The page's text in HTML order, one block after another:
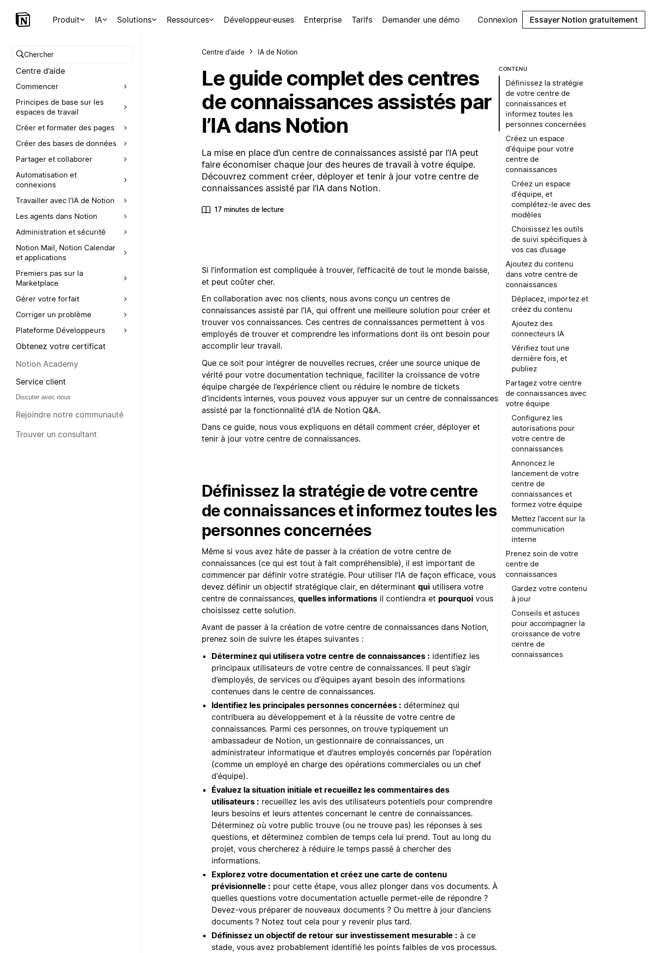
Produit IA Solutions Ressources Développeur·euses Enterprise Tarifs Demander une démo Connexion Essayer Notion gratuitement
Chercher dans le centre d’aide
Centre d’aide
Commencer
Principes de base sur les
espaces de travail
Créer et formater des pages
Créer des bases de données
Partager et collaborer
Automatisation et
connexions
Travailler avec l’IA de Notion
Les agents dans Notion
Administration et sécurité
Notion Mail, Notion Calendar
et applications
Premiers pas sur la
Marketplace
Gérer votre forfait
Corriger un problème
Plateforme Développeurs
Obtenez votre certificat
Notion Academy
Service client
Discuter avec nous
Rejoindre notre communauté
Trouver un consultant
Centre d’aide IA de Notion
Le guide complet des centres
de connaissances assistés par
l’IA dans Notion
La mise en place d’un centre de connaissances assisté par l’IA peut
faire économiser chaque jour des heures de travail à votre équipe.
Découvrez comment créer, déployer et tenir à jour votre centre de
connaissances assisté par l’IA dans Notion.
17 minutes de lecture
Si l’information est compliquée à trouver, l’efficacité de tout le monde baisse,
et peut coûter cher.
En collaboration avec nos clients, nous avons conçu un centres de
connaissances assisté par l’IA, qui offrent une meilleure solution pour créer et
trouver vos connaissances. Ces centres de connaissances permettent à vos
employés de trouver et comprendre les informations dont ils ont besoin pour
accomplir leur travail.
Que ce soit pour intégrer de nouvelles recrues, créer une source unique de
vérité pour votre documentation technique, faciliter la croissance de votre
équipe chargée de l’expérience client ou réduire le nombre de tickets
d’incidents internes, vous pouvez vous appuyer sur un centre de connaissances
assisté par la fonctionnalité d’IA de Notion Q&A.
Dans ce guide, nous vous expliquons en détail comment créer, déployer et
tenir à jour votre centre de connaissances.
Définissez la stratégie de votre centre
de connaissances et informez toutes les
personnes concernées
Même si vous avez hâte de passer à la création de votre centre de
connaissances (ce qui est tout à fait compréhensible), il est important de
commencer par définir votre stratégie. Pour utiliser l’IA de façon efficace, vous
devez définir un objectif stratégique clair, en déterminant qui utilisera votre
centre de connaissances, quelles informations il contiendra et pourquoi vous
choisissez cette solution.
Avant de passer à la création de votre centre de connaissances dans Notion,
prenez soin de suivre les étapes suivantes :
Déterminez qui utilisera votre centre de connaissances : identifiez les
principaux utilisateurs de votre centre de connaissances. Il peut s’agir
d’employés, de services ou d’équipes ayant besoin des informations
contenues dans le centre de connaissances.
Identifiez les principales personnes concernées : déterminez qui
contribuera au développement et à la réussite de votre centre de
connaissances. Parmi ces personnes, on trouve typiquement un
ambassadeur de Notion, un gestionnaire de connaissances, un
administrateur informatique et d’autres employés concernés par l’opération
(comme un employé en charge des opérations commerciales ou un chef
d’équipe).
Évaluez la situation initiale et recueillez les commentaires des
utilisateurs : recueillez les avis des utilisateurs potentiels pour comprendre
leurs besoins et leurs attentes concernant le centre de connaissances.
Déterminez où votre public trouve (ou ne trouve pas) les réponses à ses
questions, et déterminez combien de temps cela lui prend. Tout au long du
projet, vous chercherez à réduire le temps passé à chercher des
informations.
Explorez votre documentation et créez une carte de contenu
prévisionnelle : pour cette étape, vous allez plonger dans vos documents. À
quelles questions votre documentation actuelle permet-elle de répondre ?
Devez-vous préparer de nouveaux documents ? Ou mettre à jour d’anciens
documents ? Notez tout cela pour y revenir plus tard.
Définissez un objectif de retour sur investissement mesurable : à ce
stade, vous avez probablement identifié les points faibles de vos processus.
CONTENU
Définissez la stratégie
de votre centre de
connaissances et
informez toutes les
personnes concernées
Créez un espace
d’équipe pour votre
centre de
connaissances
Créez un espace
d’équipe, et
complétez-le avec des
modèles
Choisissez les outils
de suivi spécifiques à
vos cas d’usage
Ajoutez du contenu
dans votre centre de
connaissances
Déplacez, importez et
créez du contenu
Ajoutez des
connecteurs IA
Vérifiez tout une
dernière fois, et
publiez
Partagez votre centre
de connaissances avec
votre équipe
Configurez les
autorisations pour
votre centre de
connaissances
Annoncez le
lancement de votre
centre de
connaissances et
formez votre équipe
Mettez l’accent sur la
communication
interne
Prenez soin de votre
centre de
connaissances
Gardez votre contenu
à jour
Conseils et astuces
pour accompagner la
croissance de votre
centre de
connaissances